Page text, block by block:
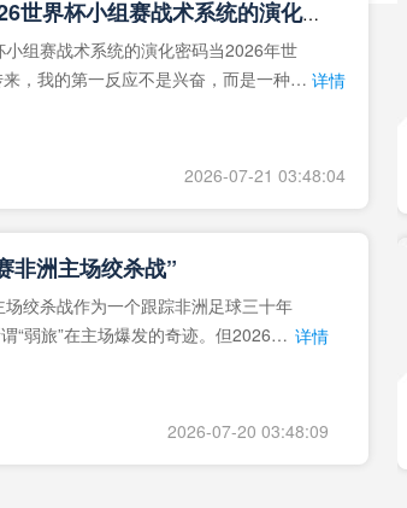
**从熵增到自组织：2026世界杯小组赛战术系统的演化密码**
组赛战术系统的演化密码当2026年世
，我的第一反应不是兴奋，而是一种深 详情
2026-07-21 03:48:04
非洲主场绞杀战”
绞杀战作为一个跟踪非洲足球三十年
“弱旅”在主场爆发的奇迹。但2026年 详情
2026-07-20 03:48:09